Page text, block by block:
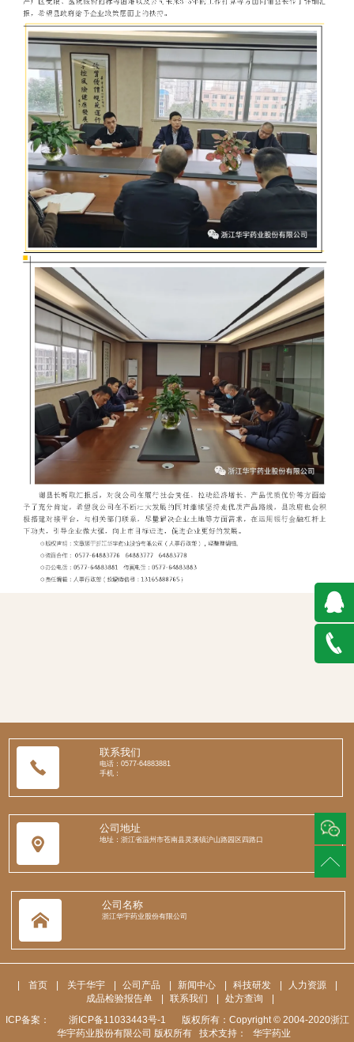
联系我们
电话：0577-64883881
手机：
公司地址
地址：浙江省温州市苍南县灵溪镇沪山路园区四路口
公司名称
浙江华宇药业股份有限公司
首页 关于华宇 公司产品 新闻中心 科技研发 人力资源
成品检验报告单
联系我们 处方查询
ICP备案：
浙ICP备11033443号-1
版权所有：Copyright © 2004-2020浙江
华宇药业股份有限公司 版权所有 技术支持：
华宇药业
QQ在